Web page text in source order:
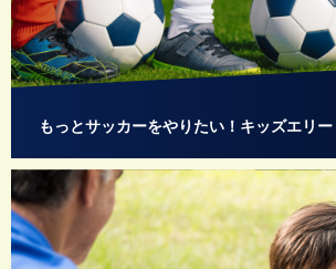
もっとサッカーをやりたい！キッズエリー